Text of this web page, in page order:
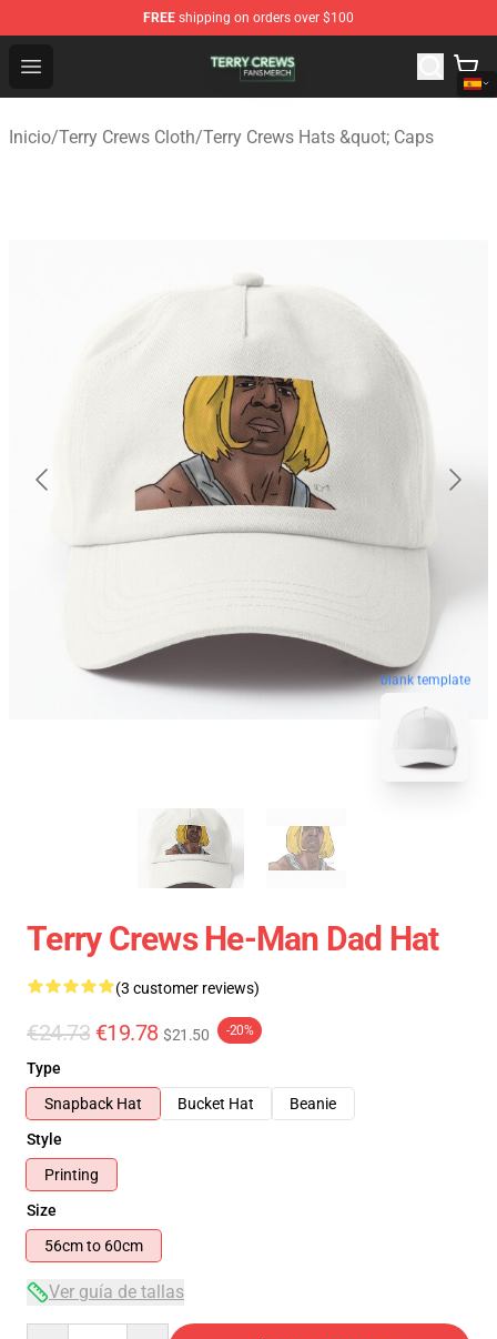
FREE shipping on orders over $100
Open menu
Terry Crews Shop - Official Terry Crews Merchandise
Inicio/Terry Crews Cloth/Terry Crews Hats &quot; Caps
blank template
Terry Crews He-Man Dad Hat
(3 customer reviews)
€24.73 €19.78 $21.50 -20%
Type
Snapback Hat
Bucket Hat
Beanie
Style
Printing
Size
56cm to 60cm
Ver guía de tallas